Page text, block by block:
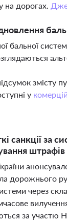
на дорогах.
бальної
змісту
у
санкції за
дорожнього
через
за участю